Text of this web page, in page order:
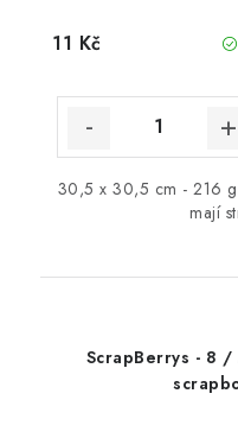
11 Kč
30,5 x 30,5 cm - 216
mají
ScrapBerrys - 8 /